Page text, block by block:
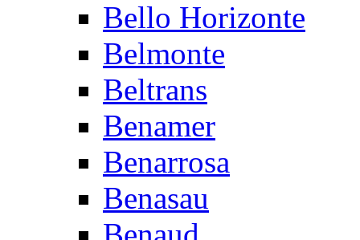
Bello Horizonte
Belmonte
Beltrans
Benamer
Benarrosa
Benasau